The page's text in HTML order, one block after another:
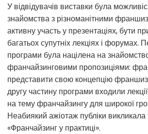
У відвідувачів виставки була
знайомства з різноманітними
активну участь у презентаціях, бути
багатьох супутніх лекціях і форумах.
програми була націлена на
франчайзинговими пропозиціями:
представити свою концепцію
другу частину програми входили
на тему франчайзингу для широкої
Неабиякий ажіотаж публіки
«Франчайзинг у практиці».